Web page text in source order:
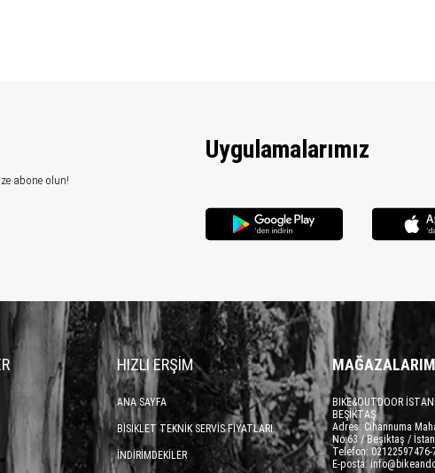
abone olun!
Uygulamalarımız
HIZLI ERŞİM
ANA SAYFA
BİSİKLET TEKNİK SERVİS FİYATLARI
İNDİRİMDEKİLER
BIKE&OUTDOOR
BEŞİKTAŞ
Adres: Cihannuma
No:63 / Beşiktaş /
Telefon: 02122597476-
E-posta: